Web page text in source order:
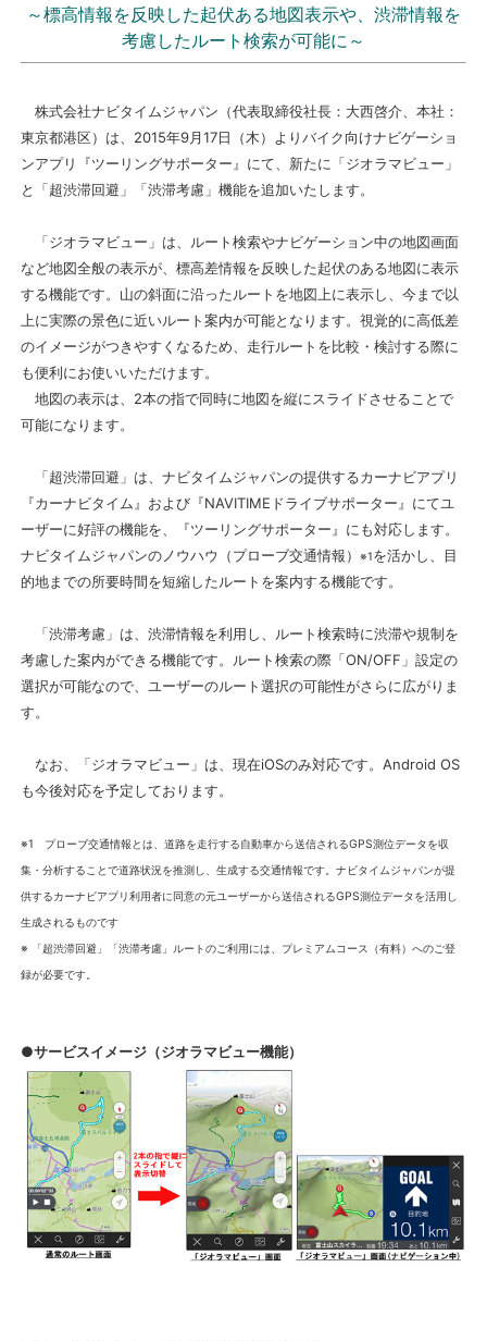
法人向けサービス
English
～標高情報を反映した起伏ある地図表示や、渋滞情報を
考慮したルート検索が可能に～
株式会社ナビタイムジャパン（代表取締役社長：大西啓介、本社：
東京都港区）は、2015年9月17日（木）よりバイク向けナビゲーショ
ンアプリ『ツーリングサポーター』にて、新たに「ジオラマビュー」
と「超渋滞回避」「渋滞考慮」機能を追加いたします。
「ジオラマビュー」は、ルート検索やナビゲーション中の地図画面
など地図全般の表示が、標高差情報を反映した起伏のある地図に表示
する機能です。山の斜面に沿ったルートを地図上に表示し、今まで以
上に実際の景色に近いルート案内が可能となります。視覚的に高低差
のイメージがつきやすくなるため、走行ルートを比較・検討する際に
も便利にお使いいただけます。
地図の表示は、2本の指で同時に地図を縦にスライドさせることで
可能になります。
「超渋滞回避」は、ナビタイムジャパンの提供するカーナビアプリ
『カーナビタイム』および『NAVITIMEドライブサポーター』にてユ
ーザーに好評の機能を、『ツーリングサポーター』にも対応します。
ナビタイムジャパンのノウハウ（プローブ交通情報）※1を活かし、目
的地までの所要時間を短縮したルートを案内する機能です。
「渋滞考慮」は、渋滞情報を利用し、ルート検索時に渋滞や規制を
考慮した案内ができる機能です。ルート検索の際「ON/OFF」設定の
選択が可能なので、ユーザーのルート選択の可能性がさらに広がりま
す。
なお、「ジオラマビュー」は、現在iOSのみ対応です。Android OS
も今後対応を予定しております。
※1 プローブ交通情報とは、道路を走行する自動車から送信されるGPS測位データを収
集・分析することで道路状況を推測し、生成する交通情報です。ナビタイムジャパンが提
供するカーナビアプリ利用者に同意の元ユーザーから送信されるGPS測位データを活用し
生成されるものです
※ 「超渋滞回避」「渋滞考慮」ルートのご利用には、プレミアムコース（有料）へのご登
録が必要です。
●サービスイメージ（ジオラマビュー機能）